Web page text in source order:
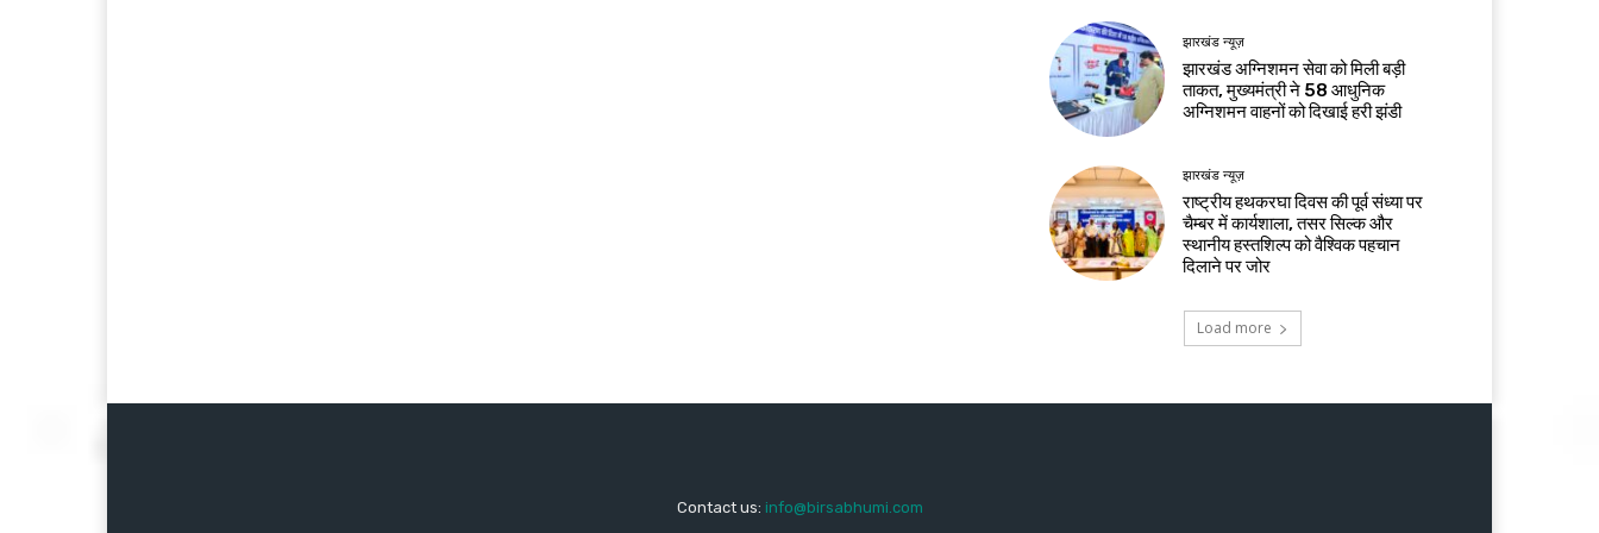
झारखंड न्यूज़
झारखंड अग्निशमन सेवा को मिली बड़ी
ताकत, मुख्यमंत्री ने 58 आधुनिक
अग्निशमन वाहनों को दिखाई हरी झंडी
झारखंड न्यूज़
राष्ट्रीय हथकरघा दिवस की पूर्व संध्या पर
चैम्बर में कार्यशाला, तसर सिल्क और
स्थानीय हस्तशिल्प को वैश्विक पहचान
दिलाने पर जोर
Load more
Contact us: info@birsabhumi.com